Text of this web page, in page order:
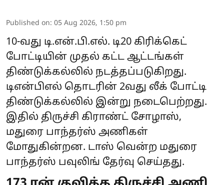
Published on: 05 Aug 2026, 1:50 pm
10-வது டி.என்.பி.எல். டி20 கிரிக்கெட்
போட்டியின் முதல் கட்ட ஆட்டங்கள்
திண்டுக்கல்லில் நடத்தப்படுகிறது.
டிஎன்பிஎல் தொடரின் 2வது லீக் போட்டி
திண்டுக்கல்லில் இன்று நடைபெற்றது.
இதில் திருச்சி கிராண்ட் சோழாஸ்,
மதுரை பாந்தர்ஸ் அணிகள்
மோதுகின்றன. டாஸ் வென்ற மதுரை
பாந்தர்ஸ் பவுலிங் தேர்வு செய்தது.